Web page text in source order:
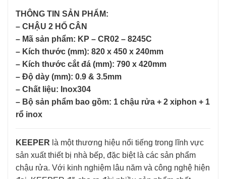
THÔNG TIN SẢN PHẨM:
– CHẬU 2 HỐ CÂN
– Mã sản phẩm: KP – CR02 – 8245C
– Kích thước (mm): 820 x 450 x 240mm
– Kích thước cắt đá (mm): 790 x 420mm
– Độ dày (mm): 0.9 & 3.5mm
– Chất liệu: Inox304
– Bộ sản phẩm bao gồm: 1 chậu rửa + 2 xiphon + 1
rổ inox
KEEPER là một thương hiệu nổi tiếng trong lĩnh vực
sản xuất thiết bị nhà bếp, đặc biệt là các sản phẩm
chậu rửa. Với kinh nghiệm lâu năm và công nghệ hiện